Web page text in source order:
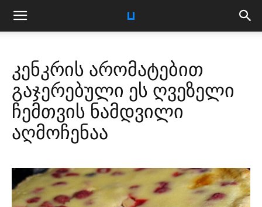
კენკრის არომატებით
გაჯერებული ეს ღვეზელი
ჩემთვის ნამდვილი
აღმოჩენაა